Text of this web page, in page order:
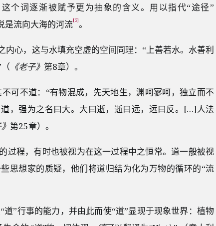
个词逐渐被赋予更为抽象的含义。用以指代“途径”
是流向大海的河流[3]。
内心，这与水填充空虚的空间同理：“上善若水。水善利
《老子》 第8章）。
可不道：“有物混成，先天地生，渊呵寥呵，独立而不
，强为之名曰大。大曰逝，逝曰远，远曰反。[…]人法
第25章）。
过程，有时也被视为在这一过程中之恒常。道一般被视
思想家的质疑，他们将道归结为化为万物的循环的“流
”行事的能力，并由此而使“道”显现于现象世界：植物